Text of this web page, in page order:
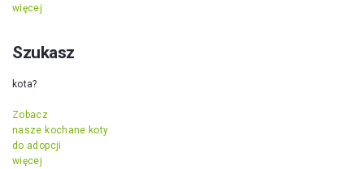
więcej
Szukasz
kota?
Zobacz
nasze kochane koty
do adopcji
więcej